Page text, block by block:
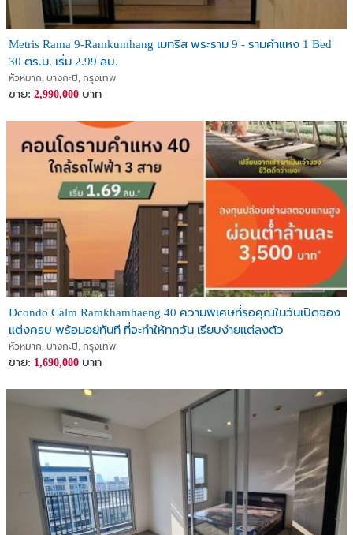
Metris Rama 9-Ramkumhang เมทริส พระราม 9 - รามคำแหง 1 Bed
30 ตร.ม. เริ่ม 2.99 ลบ.
หัวหมาก, บางกะปิ, กรุงเทพ
ขาย: 2,990,000 บาท
Dcondo Calm Ramkhamhaeng 40 ความพิเศษที่รอคุณในวันเปิดจอง
แต่งครบ พร้อมอยู่ทันที ที่จะทำให้ทุกวัน เรียบง่ายแต่ลงตัว
หัวหมาก, บางกะปิ, กรุงเทพ
ขาย: 1,690,000 บาท